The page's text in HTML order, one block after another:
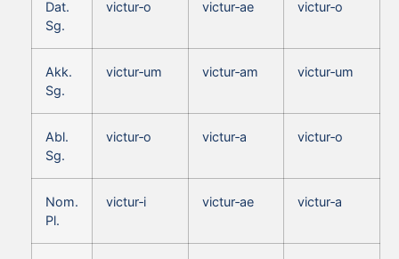
Dat.
Sg.
victur‑o victur‑ae victur‑o
Akk.
Sg.
victur‑um victur‑am victur‑um
Abl.
Sg.
victur‑o victur‑a victur‑o
Nom.
Pl.
victur‑i victur‑ae victur‑a